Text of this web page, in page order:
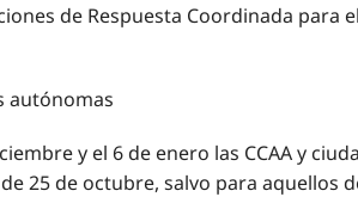
de Respuesta Coordinada
autónomas
y el 6 de enero las CCAA y
25 de octubre, salvo para